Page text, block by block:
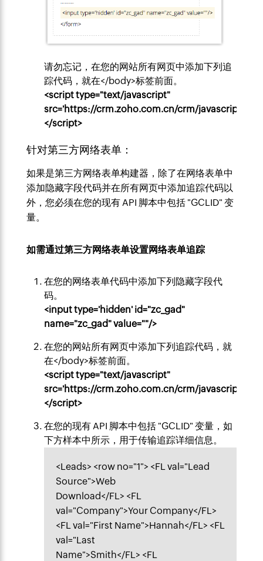
请勿忘记，在您的网站所有网页中添加下列追
踪代码，就在</body>标签前面。
<script type="text/javascript"
src='https://crm.zoho.com.cn/crm/javascript/
</script>
针对第三方网络表单：
如果是第三方网络表单构建器，除了在网络表单中
添加隐藏字段代码并在所有网页中添加追踪代码以
外，您必须在您的现有 API 脚本中包括 "GCLID" 变
量。
如需通过第三方网络表单设置网络表单追踪
在您的网络表单代码中添加下列隐藏字段代
码。
<input type='hidden' id="zc_gad"
name="zc_gad" value=""/>
在您的网站所有网页中添加下列追踪代码，就
在</body>标签前面。
<script type="text/javascript"
src='https://crm.zoho.com.cn/crm/javascript/
</script>
在您的现有 API 脚本中包括 "GCLID" 变量，如
下方样本中所示，用于传输追踪详细信息。
<Leads> <row no="1"> <FL val="Lead
Source">Web
Download</FL> <FL
val="Company">Your Company</FL>
<FL val="First Name">Hannah</FL> <FL
val="Last
Name">Smith</FL> <FL